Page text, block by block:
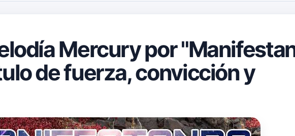
Mercury por
de fuerza, convicción y